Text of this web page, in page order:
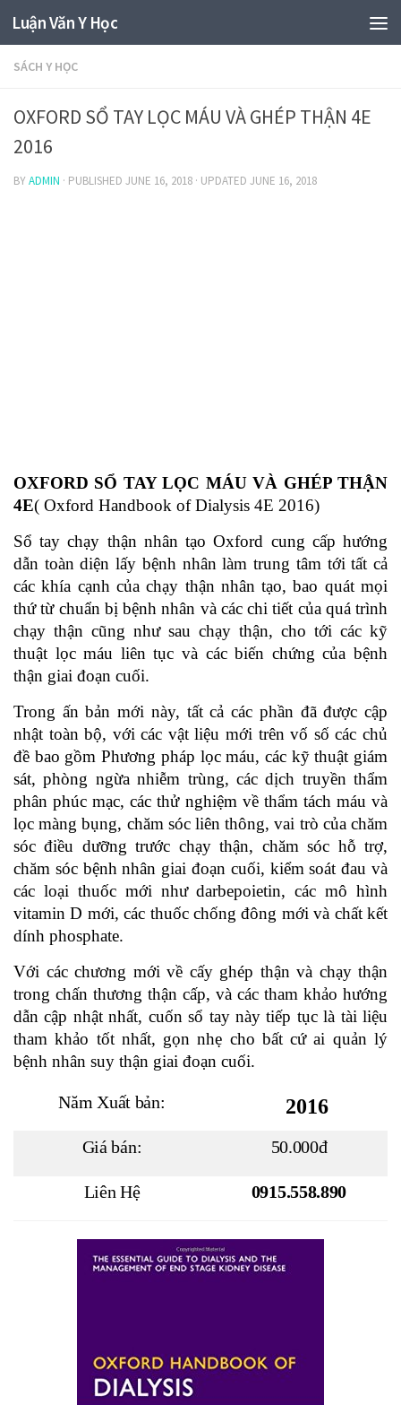
Luận Văn Y Học
SÁCH Y HỌC
OXFORD SỔ TAY LỌC MÁU VÀ GHÉP THẬN 4E
2016
BYADMIN · PUBLISHED JUNE 16, 2018 · UPDATED JUNE 16, 2018
OXFORD SỔ TAY LỌC MÁU VÀ GHÉP THẬN
4E( Oxford Handbook of Dialysis 4E 2016)
Sổ tay chạy thận nhân tạo Oxford cung cấp hướng
dẫn toàn diện lấy bệnh nhân làm trung tâm tới tất cả
các khía cạnh của chạy thận nhân tạo, bao quát mọi
thứ từ chuẩn bị bệnh nhân và các chi tiết của quá trình
chạy thận cũng như sau chạy thận, cho tới các kỹ
thuật lọc máu liên tục và các biến chứng của bệnh
thận giai đoạn cuối.
Trong ấn bản mới này, tất cả các phần đã được cập
nhật toàn bộ, với các vật liệu mới trên vố số các chủ
đề bao gồm Phương pháp lọc máu, các kỹ thuật giám
sát, phòng ngừa nhiễm trùng, các dịch truyền thẩm
phân phúc mạc, các thử nghiệm về thẩm tách máu và
lọc màng bụng, chăm sóc liên thông, vai trò của chăm
sóc điều dưỡng trước chạy thận, chăm sóc hỗ trợ,
chăm sóc bệnh nhân giai đoạn cuối, kiểm soát đau và
các loại thuốc mới như darbepoietin, các mô hình
vitamin D mới, các thuốc chống đông mới và chất kết
dính phosphate.
Với các chương mới về cấy ghép thận và chạy thận
trong chấn thương thận cấp, và các tham khảo hướng
dẫn cập nhật nhất, cuốn sổ tay này tiếp tục là tài liệu
tham khảo tốt nhất, gọn nhẹ cho bất cứ ai quản lý
bệnh nhân suy thận giai đoạn cuối.
Năm Xuất bản: 2016
Giá bán: 50.000đ
Liên Hệ 0915.558.890